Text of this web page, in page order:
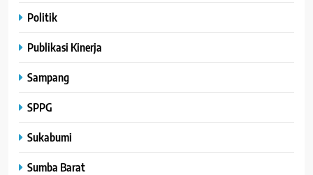
Politik
Publikasi Kinerja
Sampang
SPPG
Sukabumi
Sumba Barat